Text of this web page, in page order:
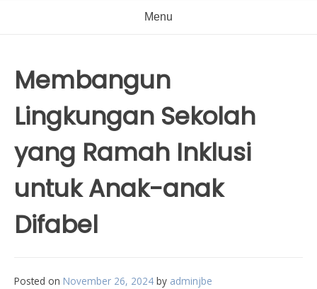
Menu
Membangun
Lingkungan Sekolah
yang Ramah Inklusi
untuk Anak-anak
Difabel
Posted on November 26, 2024 by adminjbe